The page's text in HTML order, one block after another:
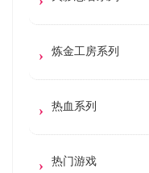
炼金工房系列
热血系列
热门游戏